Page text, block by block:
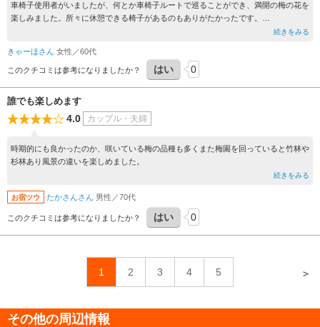
車椅子使用者がいましたが、何とか車椅子ルートで巡ることができ、満開の梅の花を
楽しみました。所々に休憩できる椅子があるのもありがたかったです。
続きをみる
きゃーほさん 女性／60代
このクチコミは参考になりましたか？ はい 0
誰でも楽しめます
4.0 カップル・夫婦
時期的にも良かったのか、咲いている梅の品種も多くまた梅園を回っていると竹林や
杉林あり風景の違いを楽しめました。
続きをみる
お宿ツウ たかさんさん 男性／70代
このクチコミは参考になりましたか？ はい 0
1 2 3 4 5 ＞
その他の周辺情報